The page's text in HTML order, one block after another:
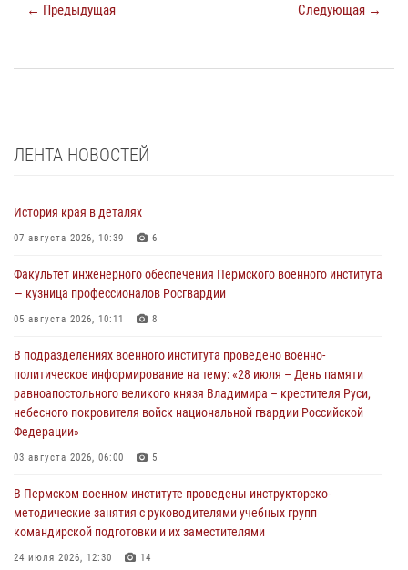
← Предыдущая Следующая →
ЛЕНТА НОВОСТЕЙ
История края в деталях
07 августа 2026, 10:39 6
Факультет инженерного обеспечения Пермского военного института
— кузница профессионалов Росгвардии
05 августа 2026, 10:11 8
В подразделениях военного института проведено военно-
политическое информирование на тему: «28 июля – День памяти
равноапостольного великого князя Владимира – крестителя Руси,
небесного покровителя войск национальной гвардии Российской
Федерации»
03 августа 2026, 06:00 5
В Пермском военном институте проведены инструкторско-
методические занятия с руководителями учебных групп
командирской подготовки и их заместителями
24 июля 2026, 12:30 14